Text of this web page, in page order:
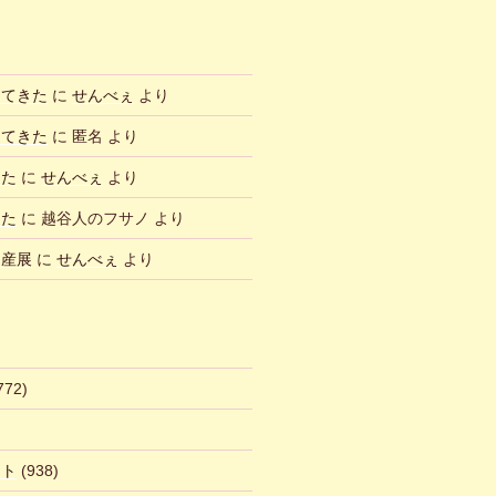
きた に せんべぇ より
きた に 匿名 より
に せんべぇ より
に 越谷人のフサノ より
展 に せんべぇ より
(938)